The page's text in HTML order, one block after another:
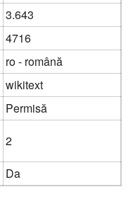
3.643
4716
ro - română
wikitext
Permisă
2
Da